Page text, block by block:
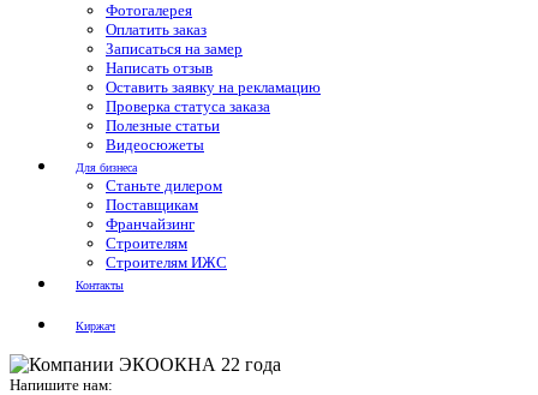
Фотогалерея
Оплатить заказ
Записаться на замер
Написать отзыв
Оставить заявку на рекламацию
Проверка статуса заказа
Полезные статьи
Видеосюжеты
Для бизнеса
Станьте дилером
Поставщикам
Франчайзинг
Строителям
Строителям ИЖС
Контакты
Киржач
Напишите нам: